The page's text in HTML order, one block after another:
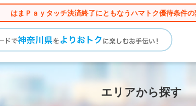
はまＰａｙタッチ決済終了にともなうハマトク優待条件
エリアから探す